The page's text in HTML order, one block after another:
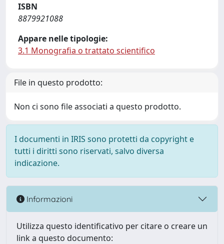
ISBN
8879921088
Appare nelle tipologie:
3.1 Monografia o trattato scientifico
File in questo prodotto:
Non ci sono file associati a questo prodotto.
I documenti in IRIS sono protetti da copyright e
tutti i diritti sono riservati, salvo diversa
indicazione.
Informazioni
Utilizza questo identificativo per citare o creare un
link a questo documento: